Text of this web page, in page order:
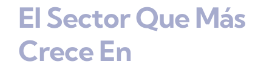
El Sector Que Más
Crece En